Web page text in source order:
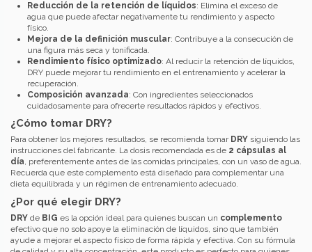
Reducción de la retención de líquidos: Elimina el exceso de
agua que puede afectar negativamente tu rendimiento y aspecto
físico.
Mejora de la definición muscular: Contribuye a la consecución de
una figura más seca y tonificada.
Rendimiento físico optimizado: Al reducir la retención de líquidos,
DRY puede mejorar tu rendimiento en el entrenamiento y acelerar la
recuperación.
Composición avanzada: Con ingredientes seleccionados
cuidadosamente para ofrecerte resultados rápidos y efectivos.
¿Cómo tomar DRY?
Para obtener los mejores resultados, se recomienda tomar DRY siguiendo las
instrucciones del fabricante. La dosis recomendada es de 2 cápsulas al
día , preferentemente antes de las comidas principales, con un vaso de agua.
Recuerda que este complemento está diseñado para complementar una
dieta equilibrada y un régimen de entrenamiento adecuado.
¿Por qué elegir DRY?
DRY de BIG es la opción ideal para quienes buscan un complemento
efectivo que no solo apoye la eliminación de líquidos, sino que también
ayude a mejorar el aspecto físico de forma rápida y efectiva. Con su fórmula